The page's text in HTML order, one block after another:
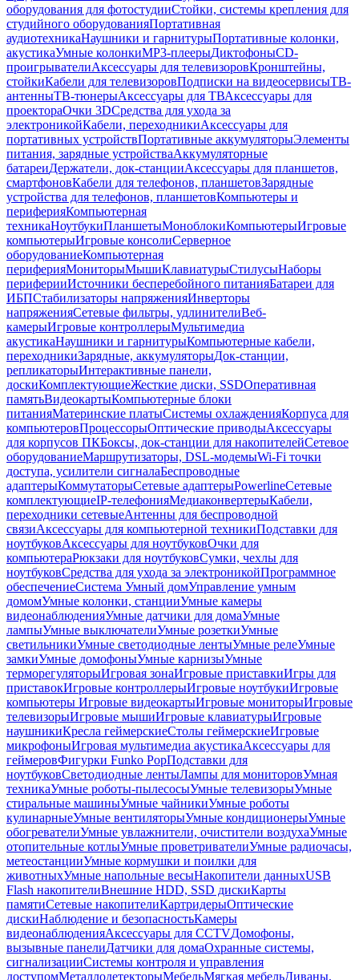
оборудования для фотостудииСтойки, системы крепления для
студийного оборудованияПортативная
аудиотехникаНаушники и гарнитурыПортативные колонки,
акустикаУмные колонкиMP3-плеерыДиктофоныCD-
проигрывателиАксессуары для телевизоровКронштейны,
стойкиКабели для телевизоровПодписки на видеосервисыТВ-
антенныТВ-тюнерыАксессуары для ТВАксессуары для
проектораОчки 3DСредства для ухода за
электроникойКабели, переходникиАксессуары для
портативных устройствПортативные аккумуляторыЭлементы
питания, зарядные устройстваАккумуляторные
батареиДержатели, док-станцииАксессуары для планшетов,
смартфоновКабели для телефонов, планшетовЗарядные
устройства для телефонов, планшетовКомпьютеры и
периферияКомпьютерная
техникаНоутбукиПланшетыМоноблокиКомпьютерыИгровые
компьютерыИгровые консолиСерверное
оборудованиеКомпьютерная
периферияМониторыМышиКлавиатурыСтилусыНаборы
периферииИсточники бесперебойного питанияБатареи для
ИБПСтабилизаторы напряженияИнверторы
напряженияСетевые фильтры, удлинителиВеб-
камерыИгровые контроллерыМультимедиа
акустикаНаушники и гарнитурыКомпьютерные кабели,
переходникиЗарядные, аккумуляторыДок-станции,
репликаторыИнтерактивные панели,
доскиКомплектующиеЖесткие диски, SSDОперативная
памятьВидеокартыКомпьютерные блоки
питанияМатеринские платыСистемы охлажденияКорпуса для
компьютеровПроцессорыОптические приводыАксессуары
для корпусов ПКБоксы, док-станции для накопителейСетевое
оборудованиеМаршрутизаторы, DSL-модемыWi-Fi точки
доступа, усилители сигналаБеспроводные
адаптерыКоммутаторыСетевые адаптерыPowerlineСетевые
комплектующиеIP-телефонияМедиаконвертерыКабели,
переходники сетевыеАнтенны для беспроводной
связиАксессуары для компьютерной техникиПодставки для
ноутбуковАксессуары для ноутбуковОчки для
компьютераРюкзаки для ноутбуковСумки, чехлы для
ноутбуковСредства для ухода за электроникойПрограммное
обеспечениеСистема Умный домУправление умным
домомУмные колонки, станцииУмные камеры
видеонаблюденияУмные датчики для домаУмные
лампыУмные выключателиУмные розеткиУмные
светильникиУмные светодиодные лентыУмные релеУмные
замкиУмные домофоныУмные карнизыУмные
терморегуляторыИгровая зонаИгровые приставкиИгры для
приставокИгровые контроллерыИгровые ноутбукиИгровые
компьютеры Игровые видеокартыИгровые мониторыИгровые
телевизорыИгровые мышиИгровые клавиатурыИгровые
наушникиКресла геймерскиеСтолы геймерскиеИгровые
микрофоныИгровая мультимедиа акустикаАксессуары для
геймеровФигурки Funko PopПодставки для
ноутбуковСветодиодные лентыЛампы для мониторовУмная
техникаУмные роботы-пылесосыУмные телевизорыУмные
стиральные машиныУмные чайникиУмные роботы
кулинарныеУмные вентиляторыУмные кондиционерыУмные
обогревателиУмные увлажнители, очистители воздухаУмные
отопительные котлыУмные проветривателиУмные радиочасы,
метеостанцииУмные кормушки и поилки для
животныхУмные напольные весыНакопители данныхUSB
Flash накопителиВнешние HDD, SSD дискиКарты
памятиСетевые накопителиКартридерыОптические
дискиНаблюдение и безопасностьКамеры
видеонаблюденияАксессуары для CCTVДомофоны,
вызывные панелиДатчики для домаОхранные системы,
сигнализацииСистемы контроля и управления
доступомМеталлодетекторыМебельМягкая мебельДиваны,